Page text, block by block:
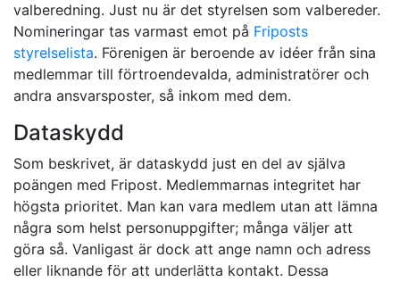
valberedning. Just nu är det styrelsen som valbereder.
Nomineringar tas varmast emot på Friposts
styrelselista. Förenigen är beroende av idéer från sina
medlemmar till förtroendevalda, administratörer och
andra ansvarsposter, så inkom med dem.
Dataskydd
Som beskrivet, är dataskydd just en del av själva
poängen med Fripost. Medlemmarnas integritet har
högsta prioritet. Man kan vara medlem utan att lämna
några som helst personuppgifter; många väljer att
göra så. Vanligast är dock att ange namn och adress
eller liknande för att underlätta kontakt. Dessa